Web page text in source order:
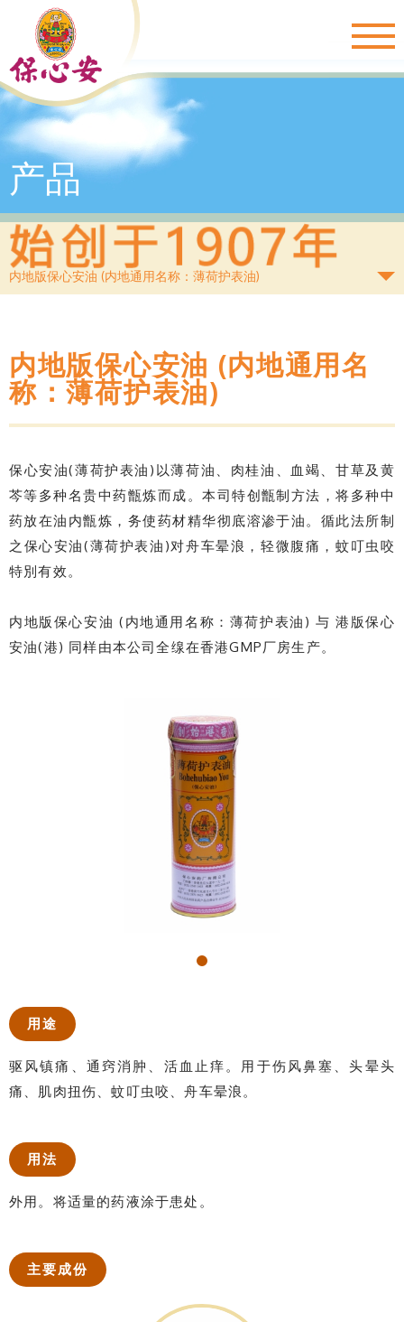
产品
内地版保心安油 (内地通用名称：薄荷护表油)
内地版保心安油 (内地通用名
称：薄荷护表油)
保心安油(薄荷护表油)以薄荷油、肉桂油、血竭、甘草及黄
芩等多种名贵中药甑炼而成。本司特创甑制方法，将多种中
药放在油内甑炼，务使药材精华彻底溶渗于油。循此法所制
之保心安油(薄荷护表油)对舟车晕浪，轻微腹痛，蚊叮虫咬
特別有效。
内地版保心安油 (内地通用名称：薄荷护表油) 与 港版保心
安油(港) 同样由本公司全缐在香港GMP厂房生产。
用途
驱风镇痛、通窍消肿、活血止痒。用于伤风鼻塞、头晕头
痛、肌肉扭伤、蚊叮虫咬、舟车晕浪。
用法
外用。将适量的药液涂于患处。
主要成份